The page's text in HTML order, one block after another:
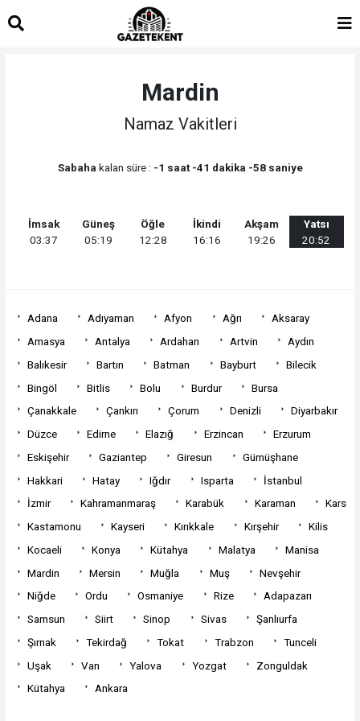
sohbet
sohbetler
chat
Mardin
Namaz Vakitleri
Sabaha kalan süre : -1 saat -41 dakika -58 saniye
İmsak
03:37
Güneş
05:19
Öğle
12:28
İkindi
16:16
Akşam
19:26
Yatsı
20:52
Adana Adıyaman Afyon Ağrı
Aksaray
Amasya
Antalya Ardahan Artvin
Aydın
Balıkesir
Bartın Batman Bayburt
Bilecik
Bingöl
Bitlis Bolu Burdur
Bursa
Çanakkale
Çankırı Çorum Denizli
Diyarbakır
Düzce
Edirne Elazığ Erzincan
Erzurum
Eskişehir
Gaziantep Giresun
Gümüşhane
Hakkari
Hatay Iğdır Isparta
İstanbul
İzmir
Kahramanmaraş Karabük Karaman
Kars
Kastamonu
Kayseri Kırıkkale Kırşehir
Kilis
Kocaeli
Konya Kütahya Malatya
Manisa
Mardin
Mersin Muğla Muş
Nevşehir
Niğde
Ordu Osmaniye Rize
Adapazarı
Samsun
Siirt Sinop Sivas
Şanlıurfa
Şırnak
Tekirdağ Tokat Trabzon
Tunceli
Uşak
Van Yalova Yozgat
Zonguldak
Kütahya
Ankara